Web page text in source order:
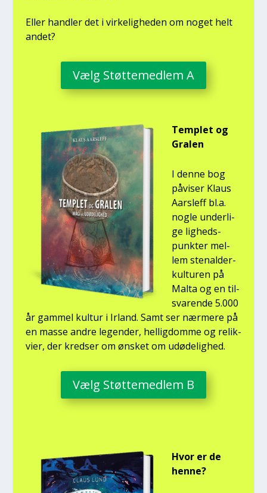
Eller hand­ler det i vir­ke­lig­he­den om noget helt
andet?
Vælg Støt­te­med­lem A
Temp­let og
Gra­len
I den­ne bog
påvi­ser Klaus
Aars­l­eff bl.a.
nog­le under­li­
ge lig­heds­
punk­ter mel­
lem ste­nal­der­
kul­tu­ren på
Mal­ta og en til­
sva­ren­de 5.000
år gam­mel kul­tur i Irland. Samt ser nær­me­re på
en mas­se andre legen­der, hel­lig­dom­me og relik­
vi­er, der kred­ser om ønsket om udø­de­lig­hed.
Vælg Støt­te­med­lem B
Hvor er de
hen­ne?